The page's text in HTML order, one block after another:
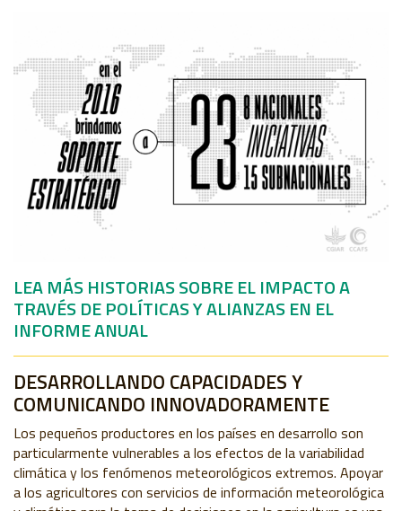
LEA MÁS HISTORIAS SOBRE EL IMPACTO A
TRAVÉS DE POLÍTICAS Y ALIANZAS EN EL
INFORME ANUAL
DESARROLLANDO CAPACIDADES Y
COMUNICANDO INNOVADORAMENTE
Los pequeños productores en los países en desarrollo son
particularmente vulnerables a los efectos de la variabilidad
climática y los fenómenos meteorológicos extremos. Apoyar
a los agricultores con servicios de información meteorológica